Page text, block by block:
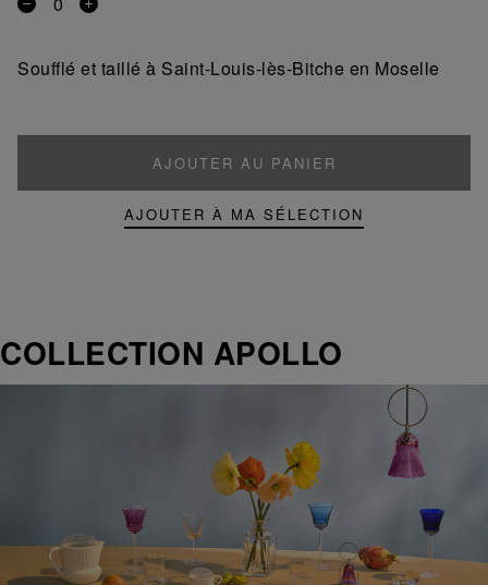
Retirer
Ajouter
Soufflé et taillé à Saint-Louis-lès-Bitche en Moselle
AJOUTER AU PANIER
AJOUTER À MA SÉLECTION
COLLECTION APOLLO